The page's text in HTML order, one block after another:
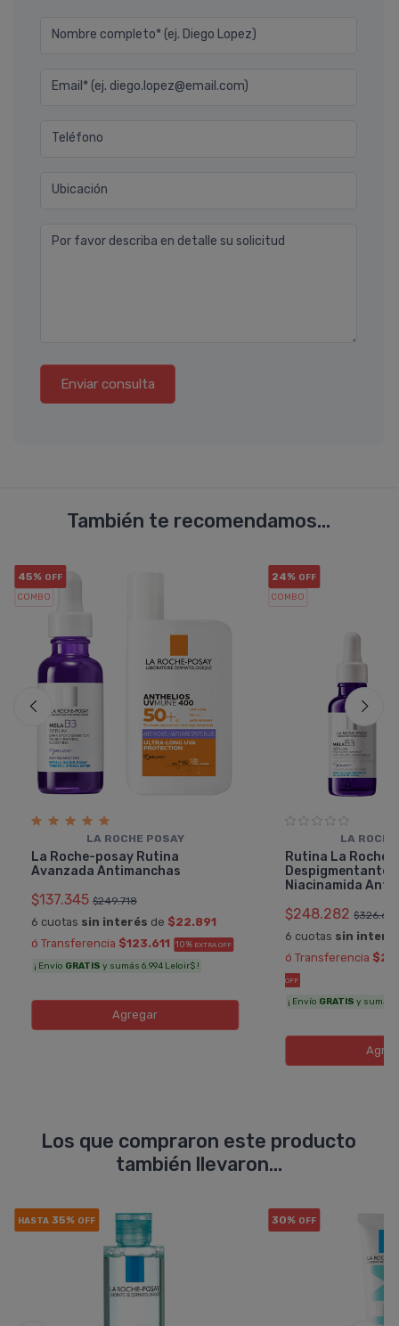
Nombre completo* (ej. Diego Lopez)
Email* (ej. diego.lopez@email.com)
Teléfono
Ubicación
Por favor describa en detalle su solicitud
Enviar consulta
También te recomendamos...
45% OFF
COMBO
LA ROCHE POSAY
La Roche-posay Rutina
Avanzada Antimanchas
$137.345 $249.718
6 cuotas sin interés de $22.891
ó Transferencia $123.611 10% EXTRA OFF
¡ Envío GRATIS y sumás 6.994 Leloir$ !
Agregar
24% OFF
COMBO
LA
Rutina La Roche
Despigmentante
Niacinamida
$248.282
6 cuotas sin
ó Transferencia
OFF
¡ Envío GRATIS y sumás
Los que compraron este producto
también llevaron...
HASTA35% OFF 30% OFF